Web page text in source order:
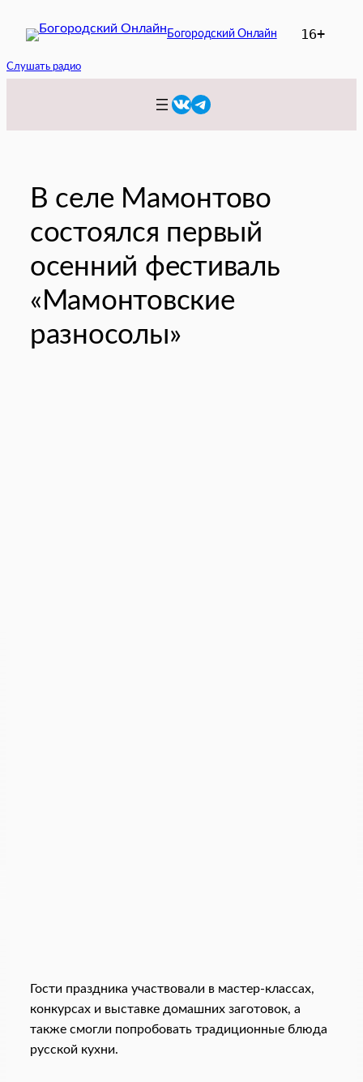
Богородский Онлайн 16+
Слушать радио
VKTelegram
В селе Мамонтово
состоялся первый
осенний фестиваль
«Мамонтовские
разносолы»
Гости праздника участвовали в мастер-классах,
конкурсах и выставке домашних заготовок, а
также смогли попробовать традиционные блюда
русской кухни.